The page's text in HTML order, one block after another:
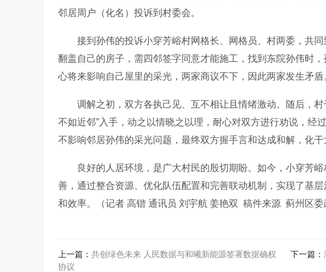
邻居周户（化名）投诉到村委会。
接到孙伟的投诉小穿芳峪村网格长、网格员、村两委，共
翻盖自己的房子，需四邻签字同意才能施工，找到东院孙伟时
心将来影响自己屋里的采光，两家商议不下，因此两家发生矛盾
调解之初，双方各执己见、互不相让且情绪激动。随后，
不如近邻”入手，动之以情晓之以理，耐心对双方进行劝说，经
不影响邻居孙伟的采光问题，最终双方握手言和达成和解，化干
良好的人居环境，是广大村民的殷切期盼。如今，小穿芳峪
善，通过整合资源、‌优化队伍配置和完善联动机制，‌实现了基层
和效率。（记者 高锴 通讯员 刘宇航 姜艳双 稿件来源 蓟州区委
上一篇： 共创绿色未来 人民数据与和曦新能源签署数据确权
协议
下一篇：